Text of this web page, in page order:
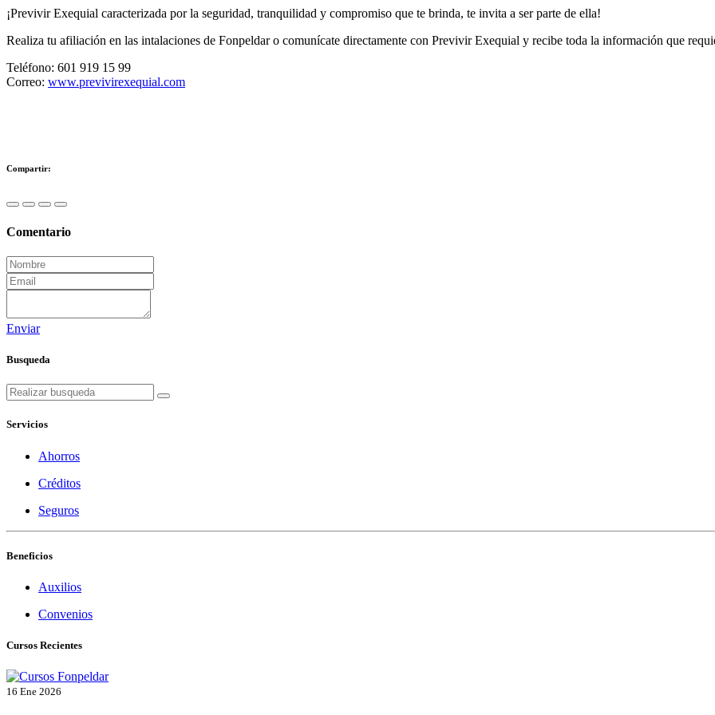
¡Previvir Exequial caracterizada por la seguridad, tranquilidad y compromiso que te brinda, te invita a ser parte de ella!
Realiza tu afiliación en las intalaciones de Fonpeldar o comunícate directamente con Previvir Exequial y recibe toda la información que
Teléfono: 601 919 15 99
Correo: www.previvirexequial.com
Compartir:
Comentario
Enviar
Busqueda
Servicios
Ahorros
Créditos
Seguros
Beneficios
Auxilios
Convenios
Cursos Recientes
16 Ene 2026